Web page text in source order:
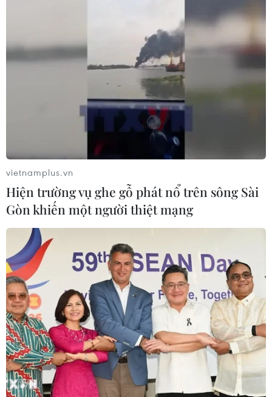
vietnamplus.vn
Hiện trường vụ ghe gỗ phát nổ trên sông Sài
Gòn khiến một người thiệt mạng